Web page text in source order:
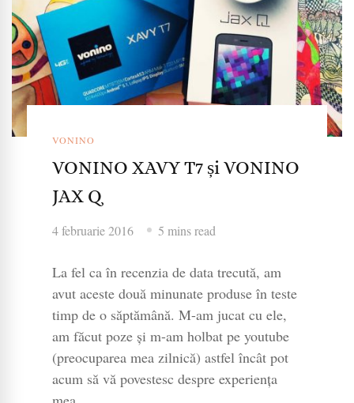
VONINO
VONINO XAVY T7 și VONINO
JAX Q
4 februarie 2016 5 mins read
La fel ca în recenzia de data trecută, am
avut aceste două minunate produse în teste
timp de o săptămână. M-am jucat cu ele,
am făcut poze și m-am holbat pe youtube
(preocuparea mea zilnică) astfel încât pot
acum să vă povestesc despre experiența